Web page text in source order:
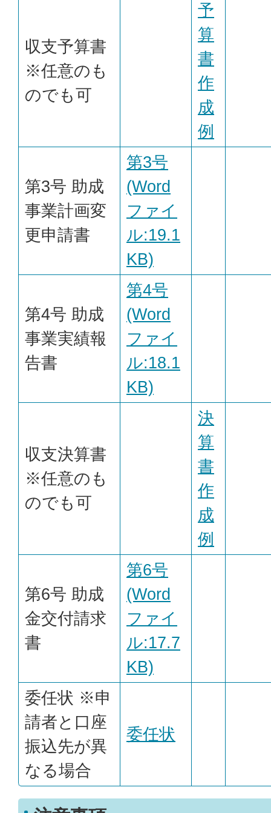
収支予算書
※任意のも
のでも可
予
算
書
作
成
例
第3号 助成
事業計画変
更申請書
第3号
(Word
ファイ
ル:19.1
KB)
第4号 助成
事業実績報
告書
第4号
(Word
ファイ
ル:18.1
KB)
収支決算書
※任意のも
のでも可
決
算
書
作
成
例
第6号 助成
金交付請求
書
第6号
(Word
ファイ
ル:17.7
KB)
委任状 ※申
請者と口座
振込先が異
なる場合
委任状